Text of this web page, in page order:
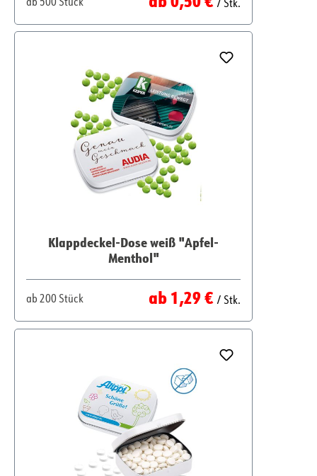
ab 500 Stück / Stk.
Klappdeckel-Dose weiß "Apfel-
Menthol"
ab 200 Stück Regulärer Preis:
ab1,29 € / Stk.